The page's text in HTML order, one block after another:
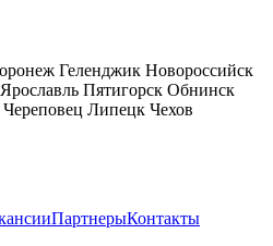
Геленджик Новороссийск
Ярославль Пятигорск Обнинск
Череповец Липецк Чехов
ПартнерыКонтакты